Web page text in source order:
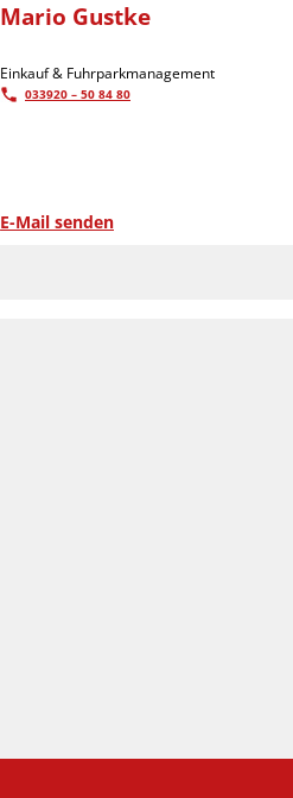
Mario Gustke
Einkauf & Fuhrparkmanagement
033920 – 50 84 80
E-Mail senden